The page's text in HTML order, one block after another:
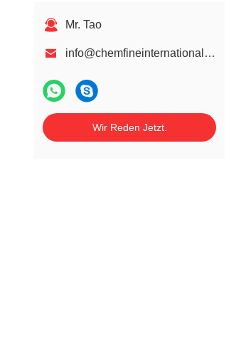
Mr. Tao
info@chemfineinternational.com
Wir Reden Jetzt.